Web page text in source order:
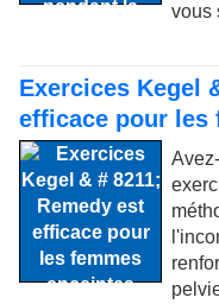
vous
Exercices Kegel
efficace pour les